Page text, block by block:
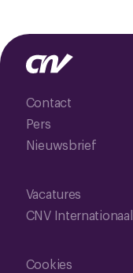
Contact
Pers
Nieuwsbrief
Vacatures
CNV Internationaal
Cookies